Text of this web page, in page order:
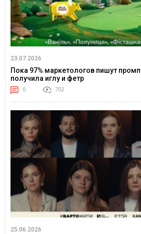
23.07.2026
Пока 97% маркетологов пишут
получила иглу и фетр
0 702
25.06.2026